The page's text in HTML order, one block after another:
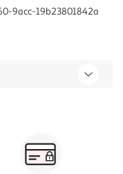
9acc-19b23801842a